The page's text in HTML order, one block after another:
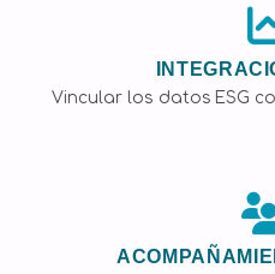
Vincular los datos ESG